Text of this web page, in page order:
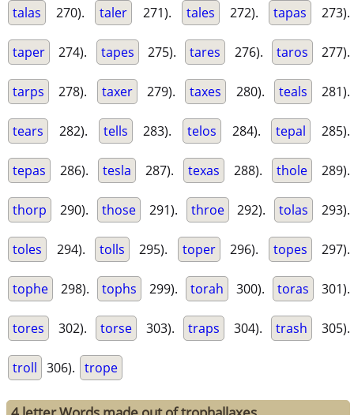
talas 270). taler 271). tales 272). tapas 273).
taper 274). tapes 275). tares 276). taros 277).
tarps 278). taxer 279). taxes 280). teals 281).
tears 282). tells 283). telos 284). tepal 285).
tepas 286). tesla 287). texas 288). thole 289).
thorp 290). those 291). throe 292). tolas 293).
toles 294). tolls 295). toper 296). topes 297).
tophe 298). tophs 299). torah 300). toras 301).
tores 302). torse 303). traps 304). trash 305).
troll 306). trope